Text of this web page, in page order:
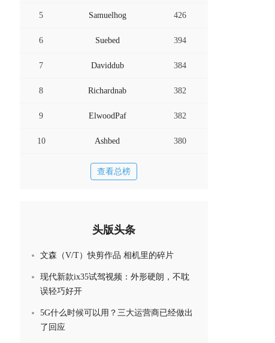
5 Samuelhog 426
6 Suebed 394
7 Daviddub 384
8 Richardnab 382
9 ElwoodPaf 382
10 Ashbed 380
查看总榜
头版头条
文森（V/T）快剪作品 相机里的碎片
现代新款ix35试驾视频：外形硬朗，不耽
误轻巧好开
5G什么时候可以用？三大运营商已经做出
了回应